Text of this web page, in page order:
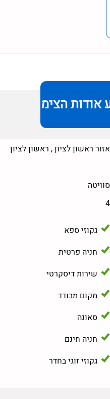
אודות הצימר
אזור ראשון לציון, ראשון לציון
סוויטה
4
גקוזי ספא
חניה פרטית
שירות דיסקרטי
מקום מבודד
סאונה
חניה חינם
גקוזי זוגי בחדר